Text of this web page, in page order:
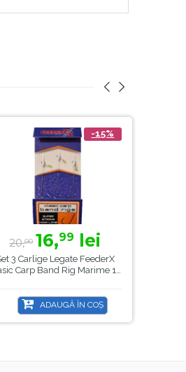
-15%
20,00 16,99 lei
3 Carlige Legate FeederX
Clasic Carp Band Rig Marime 14
ADAUGĂ ÎN COȘ